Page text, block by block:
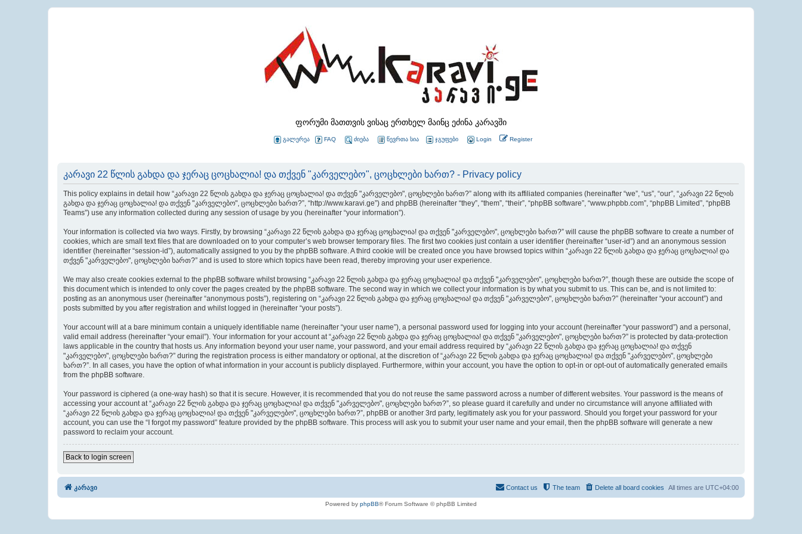
ფორუმი მათთვის ვისაც ერთხელ მაინც ეძინა კარავში
გალერეა FAQ ძიება წევრთა სია ჯგუფები Login Register
კარავი 22 წლის გახდა და ჯერაც ცოცხალია! და თქვენ "კარველებო", ცოცხლები ხართ? - Privacy policy
This policy explains in detail how “კარავი 22 წლის გახდა და ჯერაც ცოცხალია! და თქვენ "კარველებო", ცოცხლები ხართ?” along with its affiliated companies (hereinafter “we”, “us”, “our”, “კარავი 22 წლის
გახდა და ჯერაც ცოცხალია! და თქვენ "კარველებო", ცოცხლები ხართ?”, “http://www.karavi.ge”) and phpBB (hereinafter “they”, “them”, “their”, “phpBB software”, “www.phpbb.com”, “phpBB Limited”, “phpBB
Teams”) use any information collected during any session of usage by you (hereinafter “your information”).
Your information is collected via two ways. Firstly, by browsing “კარავი 22 წლის გახდა და ჯერაც ცოცხალია! და თქვენ "კარველებო", ცოცხლები ხართ?” will cause the phpBB software to create a number of
cookies, which are small text files that are downloaded on to your computer’s web browser temporary files. The first two cookies just contain a user identifier (hereinafter “user-id”) and an anonymous session
identifier (hereinafter “session-id”), automatically assigned to you by the phpBB software. A third cookie will be created once you have browsed topics within “კარავი 22 წლის გახდა და ჯერაც ცოცხალია! და
თქვენ "კარველებო", ცოცხლები ხართ?” and is used to store which topics have been read, thereby improving your user experience.
We may also create cookies external to the phpBB software whilst browsing “კარავი 22 წლის გახდა და ჯერაც ცოცხალია! და თქვენ "კარველებო", ცოცხლები ხართ?”, though these are outside the scope of
this document which is intended to only cover the pages created by the phpBB software. The second way in which we collect your information is by what you submit to us. This can be, and is not limited to:
posting as an anonymous user (hereinafter “anonymous posts”), registering on “კარავი 22 წლის გახდა და ჯერაც ცოცხალია! და თქვენ "კარველებო", ცოცხლები ხართ?” (hereinafter “your account”) and
posts submitted by you after registration and whilst logged in (hereinafter “your posts”).
Your account will at a bare minimum contain a uniquely identifiable name (hereinafter “your user name”), a personal password used for logging into your account (hereinafter “your password”) and a personal,
valid email address (hereinafter “your email”). Your information for your account at “კარავი 22 წლის გახდა და ჯერაც ცოცხალია! და თქვენ "კარველებო", ცოცხლები ხართ?” is protected by data-protection
laws applicable in the country that hosts us. Any information beyond your user name, your password, and your email address required by “კარავი 22 წლის გახდა და ჯერაც ცოცხალია! და თქვენ
"კარველებო", ცოცხლები ხართ?” during the registration process is either mandatory or optional, at the discretion of “კარავი 22 წლის გახდა და ჯერაც ცოცხალია! და თქვენ "კარველებო", ცოცხლები
ხართ?”. In all cases, you have the option of what information in your account is publicly displayed. Furthermore, within your account, you have the option to opt-in or opt-out of automatically generated emails
from the phpBB software.
Your password is ciphered (a one-way hash) so that it is secure. However, it is recommended that you do not reuse the same password across a number of different websites. Your password is the means of
accessing your account at “კარავი 22 წლის გახდა და ჯერაც ცოცხალია! და თქვენ "კარველებო", ცოცხლები ხართ?”, so please guard it carefully and under no circumstance will anyone affiliated with
“კარავი 22 წლის გახდა და ჯერაც ცოცხალია! და თქვენ "კარველებო", ცოცხლები ხართ?”, phpBB or another 3rd party, legitimately ask you for your password. Should you forget your password for your
account, you can use the “I forgot my password” feature provided by the phpBB software. This process will ask you to submit your user name and your email, then the phpBB software will generate a new
password to reclaim your account.
Back to login screen
კარავი All times are UTC+04:00
Delete all board cookies
The team
Contact us
Powered by phpBB® Forum Software © phpBB Limited